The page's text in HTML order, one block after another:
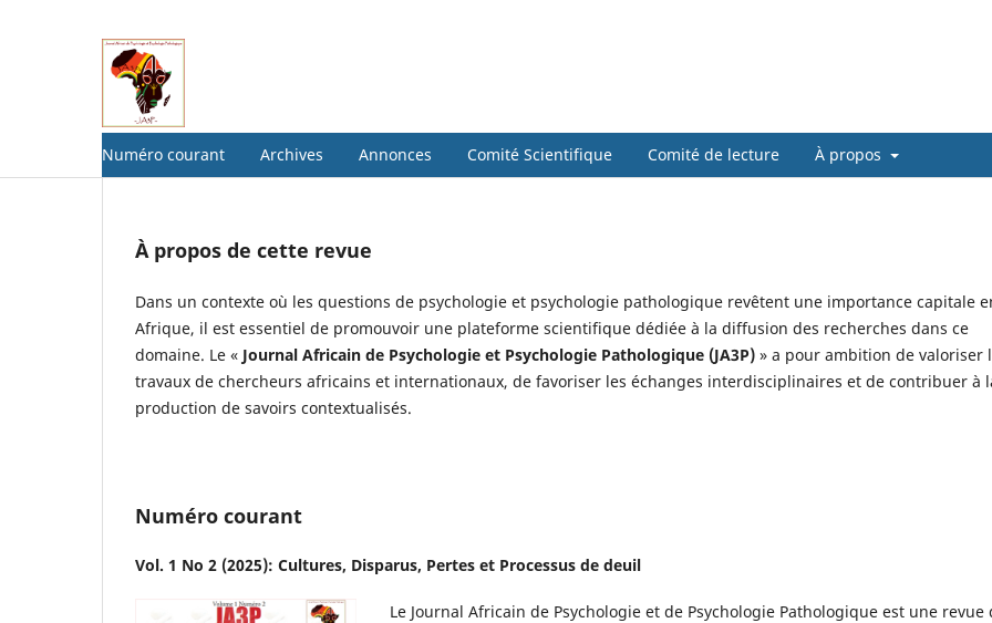
Numéro courant Archives Annonces Comité Scientifique Comité de lecture À propos
À propos de cette revue
Dans un contexte où les questions de psychologie et psychologie pathologique revêtent une importance capitale
Afrique, il est essentiel de promouvoir une plateforme scientifique dédiée à la diffusion des recherches dans ce
domaine. Le « Journal Africain de Psychologie et Psychologie Pathologique (JA3P) » a pour ambition de valoriser
travaux de chercheurs africains et internationaux, de favoriser les échanges interdisciplinaires et de contribuer à
production de savoirs contextualisés.
Numéro courant
Vol. 1 No 2 (2025): Cultures, Disparus, Pertes et Processus de deuil
Le Journal Africain de Psychologie et de Psychologie Pathologique est une revue